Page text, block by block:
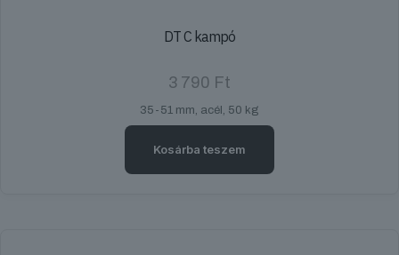
DT C kampó
3 790 Ft
35-51 mm, acél, 50 kg
Kosárba teszem